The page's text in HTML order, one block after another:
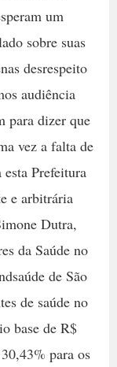
um
sobre suas
desrespeito
audiência
para dizer que
vez a falta de
Prefeitura
e arbitrária
Dutra,
da Saúde no
de São
de saúde no
base de R$
para os